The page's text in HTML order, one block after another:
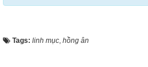
Tags: linh mục, hồng ân